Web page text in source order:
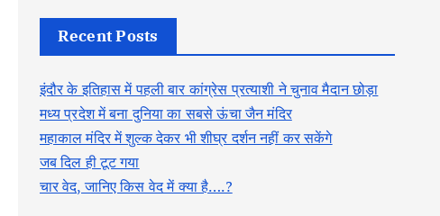
Recent Posts
इंदौर के इतिहास में पहली बार कांग्रेस प्रत्याशी ने चुनाव मैदान छोड़ा
मध्य प्रदेश में बना दुनिया का सबसे ऊंचा जैन मंदिर
महाकाल मंदिर में शुल्क देकर भी शीघ्र दर्शन नहीं कर सकेंगे
जब दिल ही टूट गया
चार वेद, जानिए किस वेद में क्या है….?